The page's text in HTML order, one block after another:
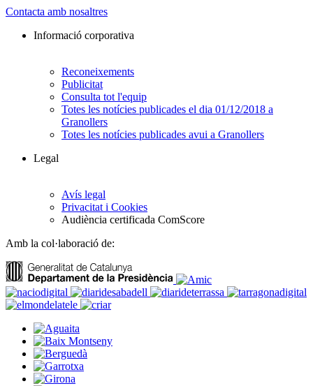
Contacta amb nosaltres
Informació corporativa
Reconeixements
Publicitat
Consulta tot l'equip
Totes les notícies publicades el dia 01/12/2018 a
Granollers
Totes les notícies publicades avui a Granollers
Legal
Avís legal
Privacitat i Cookies
Audiència certificada ComScore
Amb la col·laboració de: